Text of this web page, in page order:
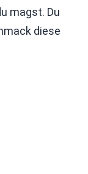
magst. Du
diese